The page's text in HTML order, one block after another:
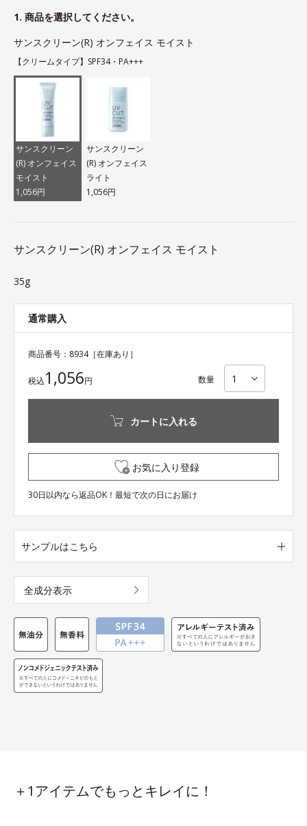
1. 商品を選択してください。
サンスクリーン(R) オンフェイス モイスト
【クリームタイプ】SPF34・PA+++
サンスクリーン
(R) オンフェイス
モイスト
1,056円
サンスクリーン
(R) オンフェイス
ライト
1,056円
サンスクリーン(R) オンフェイス モイスト
35g
通常購入
商品番号： 8934［在庫あり］
税込1,056円 数量
カートに入れる
お気に入り登録
30日以内なら返品OK！最短で次の日にお届け
サンプルはこちら
全成分表示
＋1アイテムでもっとキレイに！